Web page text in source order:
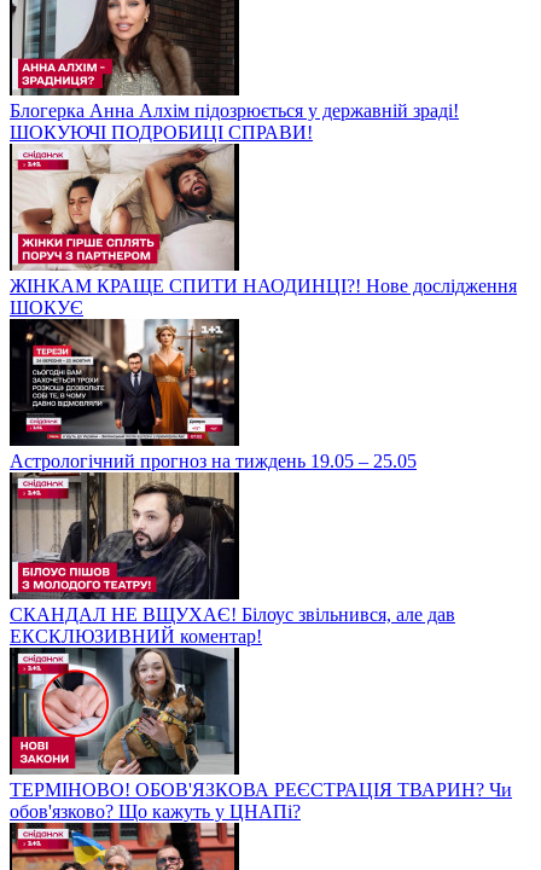
Блогерка Анна Алхім підозрюється у державній зраді!
ШОКУЮЧІ ПОДРОБИЦІ СПРАВИ!
ЖІНКАМ КРАЩЕ СПИТИ НАОДИНЦІ?! Нове дослідження
ШОКУЄ
Астрологічний прогноз на тиждень 19.05 – 25.05
СКАНДАЛ НЕ ВЩУХАЄ! Білоус звільнився, але дав
ЕКСКЛЮЗИВНИЙ коментар!
ТЕРМІНОВО! ОБОВ'ЯЗКОВА РЕЄСТРАЦІЯ ТВАРИН? Чи
обов'язково? Що кажуть у ЦНАПі?